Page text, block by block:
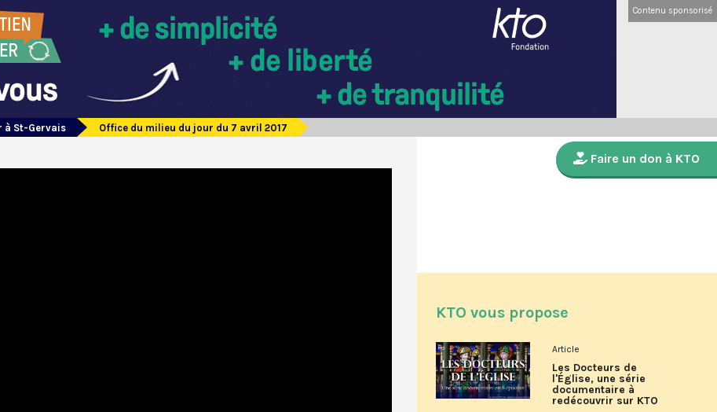
Contenu sponsorisé
à St-Gervais Office du milieu du jour du 7 avril 2017
Faire un don à KTO
KTO vous propose
Article
Les Docteurs de
l'Église, une série
documentaire à
redécouvrir sur KTO